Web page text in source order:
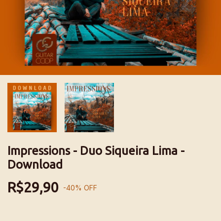
Impressions - Duo Siqueira Lima -
Download
R$29,90 -40% OFF